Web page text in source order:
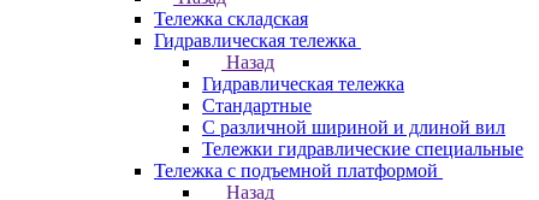
Тележка складская
Гидравлическая тележка
Назад
Гидравлическая тележка
Стандартные
С различной шириной и длиной вил
Тележки гидравлические специальные
Тележка с подъемной платформой
Назад